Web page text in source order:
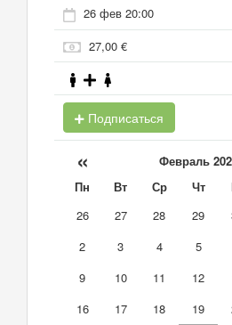
26 фев 20:00
27,00 €
Подписаться
« Февраль
Пн Вт Ср Чт
26
27 28 29
2
3 4 5
9
10 11 12
16
17 18 19